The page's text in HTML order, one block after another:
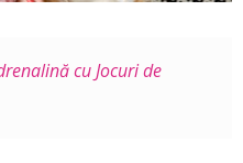
cu Jocuri de